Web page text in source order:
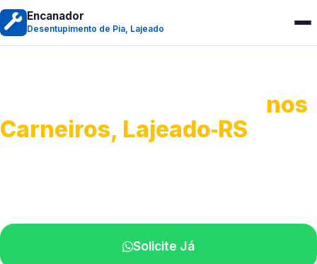
Encanador
Desentupimento de Pia, Lajeado
nos
Carneiros, Lajeado‑RS
Solicite Já